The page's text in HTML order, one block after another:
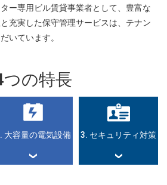
ー専用ビル賃貸事業者として、豊富な
充実した保守管理サービスは、テナン
いています。
つの特長
大容量の電気設備 3. セキュリティ対策